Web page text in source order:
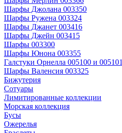
Шарфы Джолана 003350
Шарфы Ружена 003324
Шарфы Джанет 003416
Шарфы Джейн 003415
Шарфы 003300
Шарфы Юнона 003355
Галстуки Орнелла 005100 и 005101
Шарфы Валенсия 003325
Бижутерия
Сотуары
Лимитированные коллекции
Морская коллекция
Бусы
Ожерелья